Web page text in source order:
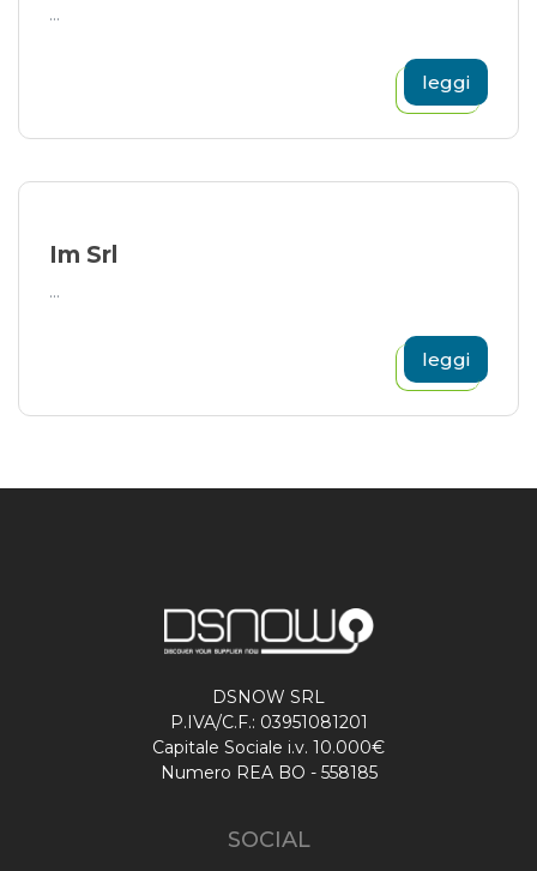
...
leggi
Im Srl
...
leggi
DSNOW SRL
P.IVA/C.F.: 03951081201
Capitale Sociale i.v. 10.000€
Numero REA BO - 558185
SOCIAL